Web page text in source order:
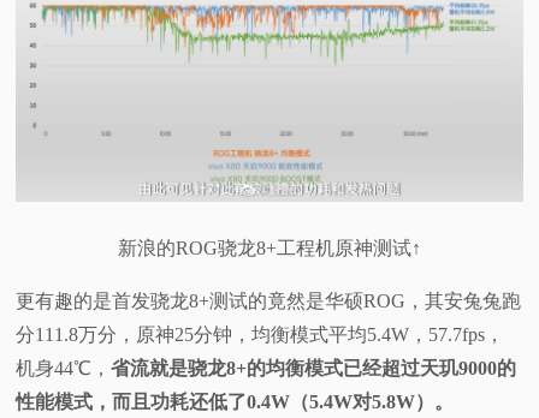
新浪的ROG骁龙8+工程机原神测试↑
更有趣的是首发骁龙8+测试的竟然是华硕ROG，其安兔兔跑
分111.8万分，原神25分钟，均衡模式平均5.4W，57.7fps，
机身44℃，省流就是骁龙8+的均衡模式已经超过天玑9000的
性能模式，而且功耗还低了0.4W（5.4W对5.8W）。